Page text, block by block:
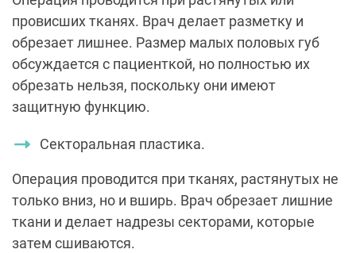
провисших тканях. Врач делает разметку и
обрезает лишнее. Размер малых половых губ
обсуждается с пациенткой, но полностью их
обрезать нельзя, поскольку они имеют
защитную функцию.
Секторальная пластика.
Операция проводится при тканях, растянутых не
только вниз, но и вширь. Врач обрезает лишние
ткани и делает надрезы секторами, которые
затем сшиваются.